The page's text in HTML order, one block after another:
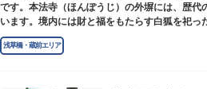
です。本法寺（ほんぽうじ）の外塀には、歴代
います。境内には財と福をもたらす白狐を祀っ
を祀った稲荷は全国に2ケ所しかない非常に珍し
浅草橋・蔵前エリア